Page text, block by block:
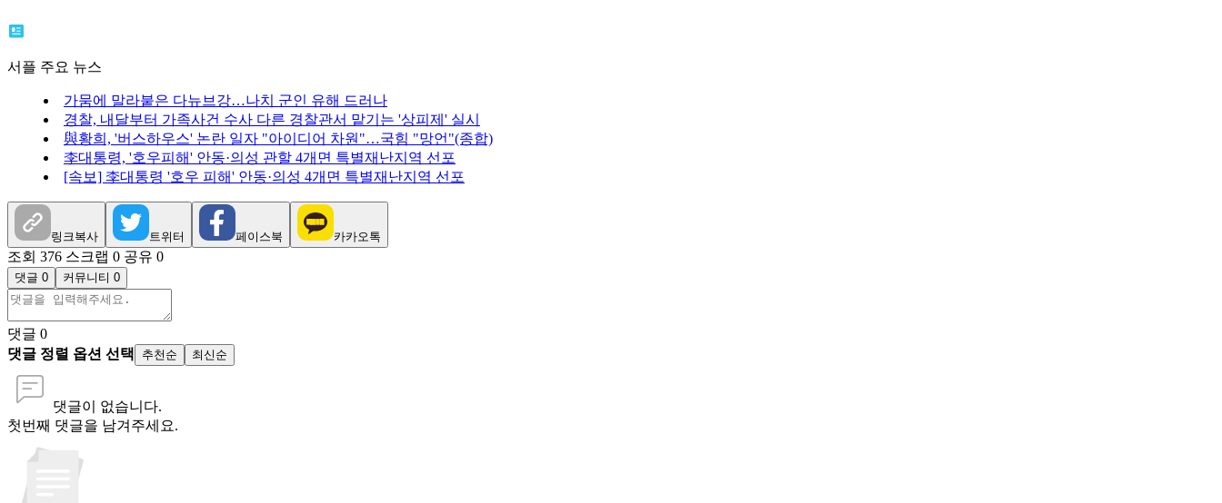
서플 주요 뉴스
가뭄에 말라붙은 다뉴브강…나치 군인 유해 드러나
경찰, 내달부터 가족사건 수사 다른 경찰관서 맡기는 '상피제' 실시
與황희, '버스하우스' 논란 일자 "아이디어 차원"…국힘 "망언"(종합)
李대통령, '호우피해' 안동·의성 관할 4개면 특별재난지역 선포
[속보] 李대통령 '호우 피해' 안동·의성 4개면 특별재난지역 선포
링크복사 트위터 페이스북 카카오톡
조회 376 스크랩 0 공유 0
댓글 0 커뮤니티 0
댓글 0
댓글 정렬 옵션 선택
추천순 최신순
댓글이 없습니다.
첫번째 댓글을 남겨주세요.